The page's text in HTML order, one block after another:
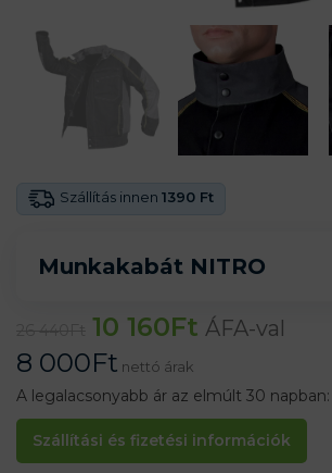
Munkakabát NITRO
Szállítás innen 1390 Ft
10 160Ft ÁFA-val
8 000Ft nettó árak
A legalacsonyabb ár az elmúlt 30 napban:
Szállítási és fizetési információk